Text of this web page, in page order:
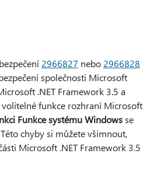
2966827 nebo 2966828
společnosti Microsoft
.NET Framework 3.5 a
funkce rozhraní Microsoft
Funkce systému Windowsse
chyby si můžete všimnout,
Microsoft .NET Framework 3.5